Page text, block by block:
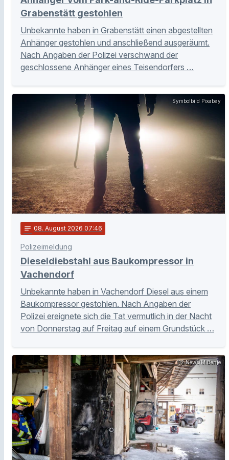
Grabenstätt gestohlen
Unbekannte haben in Grabenstätt einen abgestellten
Anhänger gestohlen und anschließend ausgeräumt.
Nach Angaben der Polizei verschwand der
geschlossene Anhänger eines Teisendorfers …
Symbolbild Pixabay
notes 08. August 2026 07:46
Polizeimeldung
Dieseldiebstahl aus Baukompressor in
Vachendorf
Unbekannte haben in Vachendorf Diesel aus einem
Baukompressor gestohlen. Nach Angaben der
Polizei ereignete sich die Tat vermutlich in der Nacht
von Donnerstag auf Freitag auf einem Grundstück …
112 News/M.Benje